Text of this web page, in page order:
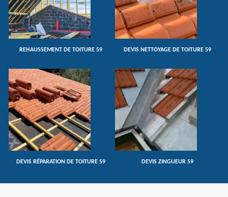
REHAUSSEMENT DE TOITURE 59 DEVIS NETTOYAGE DE TOITURE 59
DEVIS RÉPARATION DE TOITURE 59 DEVIS ZINGUEUR 59